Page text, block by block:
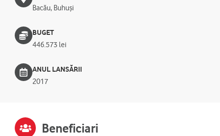
Bacău, Buhuși
BUGET
446.573 lei
ANUL LANSĂRII
2017
Beneficiari